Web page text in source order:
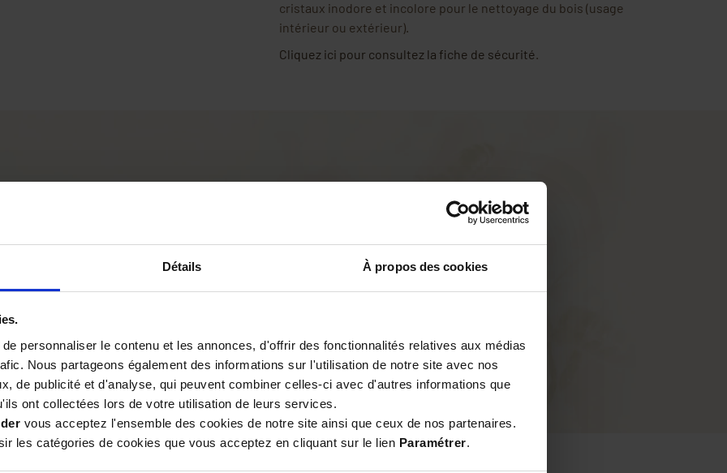
Détails À propos des cookies
personnaliser le contenu et les annonces, d'offrir des fonctionnalités relatives aux médias
Nous partageons également des informations sur l'utilisation de notre site avec nos
de publicité et d'analyse, qui peuvent combiner celles-ci avec d'autres informations que
ont collectées lors de votre utilisation de leurs services.
vous acceptez l'ensemble des cookies de notre site ainsi que ceux de nos partenaires.
les catégories de cookies que vous acceptez en cliquant sur le lien Paramétrer.
cristaux inodore et incolore pour le nettoyage du bois (usage
intérieur ou extérieur).
Cliquez ici pour consultez la fiche de sécurité
varroa sont : Apistan,
L'acide oxalique n'est
et Apiculture.net
d'origine
aliments végétaux
l'Homme et nécessite
à manches